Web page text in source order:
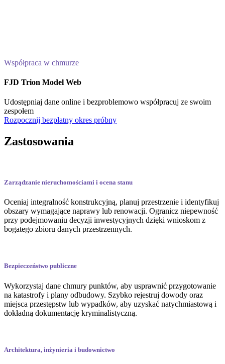
Współpraca w chmurze
FJD Trion Model Web
Udostępniaj dane online i bezproblemowo współpracuj ze swoim
zespołem
Rozpocznij bezpłatny okres próbny
Zastosowania
Zarządzanie nieruchomościami i ocena stanu
Oceniaj integralność konstrukcyjną, planuj przestrzenie i identyfikuj
obszary wymagające naprawy lub renowacji. Ogranicz niepewność
przy podejmowaniu decyzji inwestycyjnych dzięki wnioskom z
bogatego zbioru danych przestrzennych.
Bezpieczeństwo publiczne
Wykorzystaj dane chmury punktów, aby usprawnić przygotowanie
na katastrofy i plany odbudowy. Szybko rejestruj dowody oraz
miejsca przestępstw lub wypadków, aby uzyskać natychmiastową i
dokładną dokumentację kryminalistyczną.
Architektura, inżynieria i budownictwo